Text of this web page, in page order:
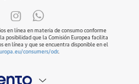
en línea en materia de consumo conforme
posibilidad que la Comisión Europea facilita
en línea y que se encuentra disponible en el
consumers/odr.